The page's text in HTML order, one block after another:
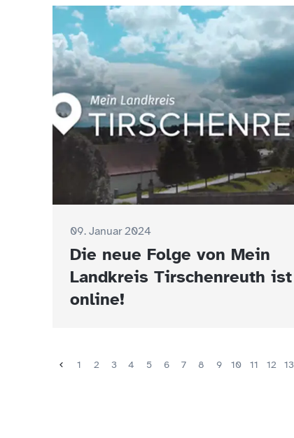
09. Januar 2024
Die neue Folge von Mein
Landkreis Tirschenreuth ist
online!
1 2 3 4 5 6 7 8 9 10 11 12 13